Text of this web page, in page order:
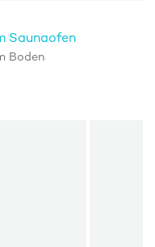
Saunaofen
Boden